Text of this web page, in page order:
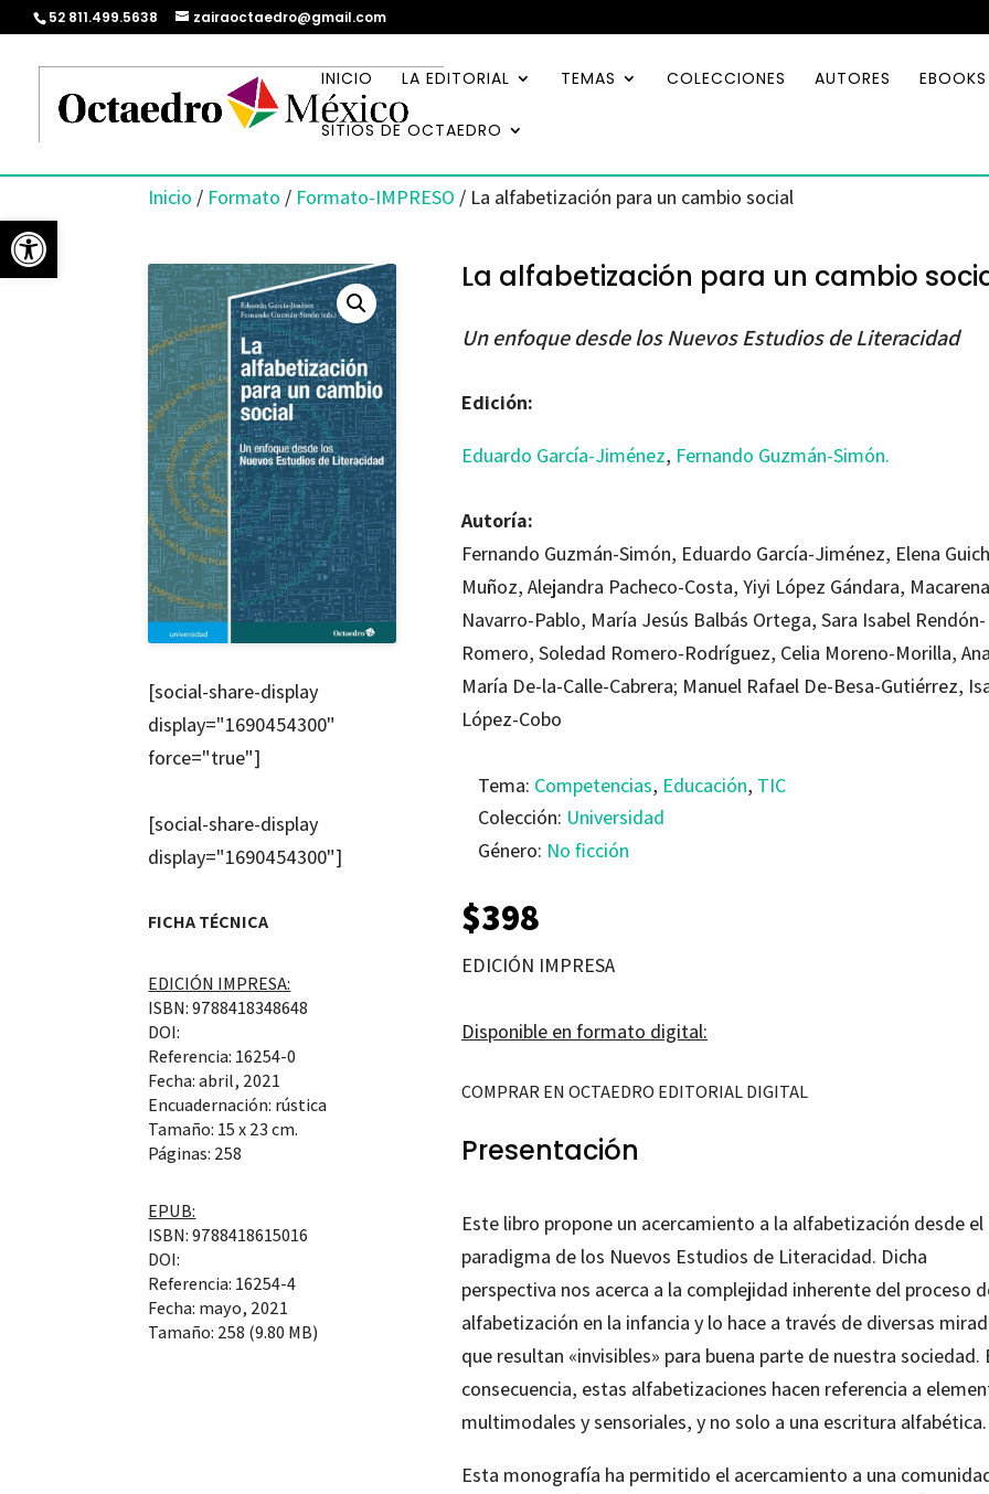
Abrir barra de herramientas
52 811.499.5638 zairaoctaedro@gmail.com
INICIO LA EDITORIAL TEMAS COLECCIONES AUTORES EBOOKS
SITIOS DE OCTAEDRO
Inicio / Formato / Formato-IMPRESO / La alfabetización para un cambio social
[social-share-display
display="1690454300"
force="true"]
[social-share-display
display="1690454300"]
FICHA TÉCNICA
EDICIÓN IMPRESA:
ISBN: 9788418348648
DOI:
Referencia: 16254-0
Fecha: abril, 2021
Encuadernación: rústica
Tamaño: 15 x 23 cm.
Páginas: 258
EPUB:
ISBN: 9788418615016
DOI:
Referencia: 16254-4
Fecha: mayo, 2021
Tamaño: 258 (9.80 MB)
La alfabetización para un cambio
Un enfoque desde los Nuevos Estudios de Literacidad
Edición:
Eduardo García-Jiménez, Fernando Guzmán-Simón.
Autoría:
Fernando Guzmán-Simón, Eduardo García-Jiménez, Elena
Muñoz, Alejandra Pacheco-Costa, Yiyi López Gándara, Macarena
Navarro-Pablo, María Jesús Balbás Ortega, Sara Isabel Rendón-
Romero, Soledad Romero-Rodríguez, Celia Moreno-Morilla, Ana
María De-la-Calle-Cabrera; Manuel Rafael De-Besa-Gutiérrez,
López-Cobo
Tema: Competencias, Educación, TIC
Colección: Universidad
Género: No ficción
$398
EDICIÓN IMPRESA
Disponible en formato digital:
COMPRAR EN OCTAEDRO EDITORIAL DIGITAL
Presentación
Este libro propone un acercamiento a la alfabetización desde el
paradigma de los Nuevos Estudios de Literacidad. Dicha
perspectiva nos acerca a la complejidad inherente del proceso
alfabetización en la infancia y lo hace a través de diversas
que resultan «invisibles» para buena parte de nuestra sociedad.
consecuencia, estas alfabetizaciones hacen referencia a
multimodales y sensoriales, y no solo a una escritura alfabética.
Esta monografía ha permitido el acercamiento a una